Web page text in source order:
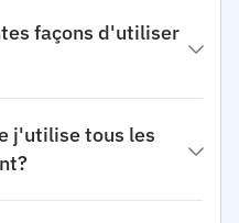
façons d'utiliser
j'utilise tous les